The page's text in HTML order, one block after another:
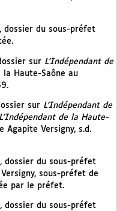
dossier du sous-préfet
sur L’Indépendant de
Haute-Saône au
sur L’Indépendant de
L’Indépendant de la Haute-
Versigny, s.d.
dossier du sous-préfet
sous-préfet de
par le préfet.
dossier du sous-préfet